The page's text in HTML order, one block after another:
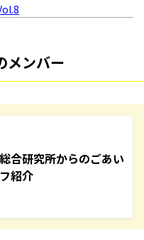
メンバー
合研究所からのごあい
紹介